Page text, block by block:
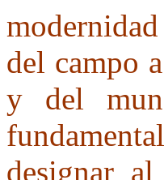
del campo
y del
designar